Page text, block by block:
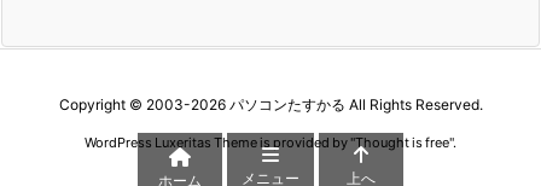
Copyright © 2003-2026 パソコンたすかる All Rights Reserved.
WordPress Luxeritas Theme is provided by "Thought is free".
ホーム メニュー 上へ